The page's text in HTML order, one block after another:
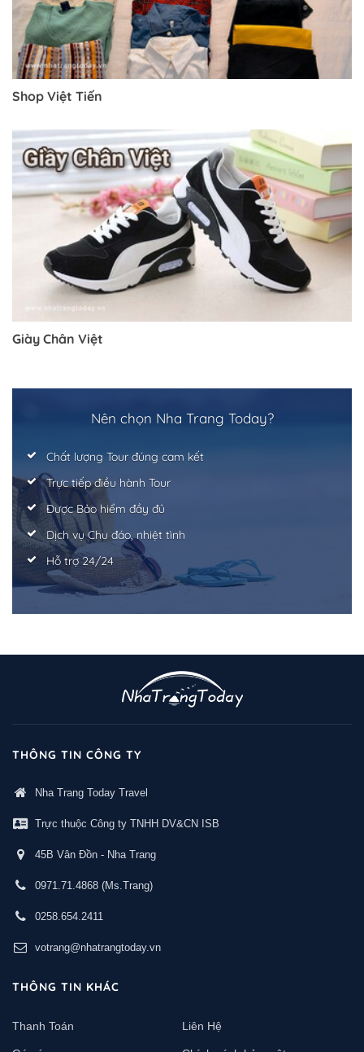
Trở về trang trước đó
Shop Việt Tiến
Giày Chân Việt
Nên chọn Nha Trang Today?
Chất lượng Tour đúng cam kết
Trực tiếp điều hành Tour
Được Bảo hiểm đầy đủ
Dịch vụ Chu đáo, nhiệt tình
Hỗ trợ 24/24
THÔNG TIN CÔNG TY
Nha Trang Today Travel
Trực thuộc Công ty TNHH DV&CN ISB
45B Vân Đồn - Nha Trang
0971.71.4868 (Ms.Trang)
0258.654.2411
votrang@nhatrangtoday.vn
THÔNG TIN KHÁC
Thanh Toán Liên Hệ